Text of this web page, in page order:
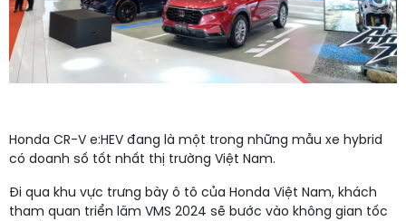
Honda CR-V e:HEV đang là một trong những mẫu xe hybrid
có doanh số tốt nhất thị trường Việt Nam.
Đi qua khu vực trưng bày ô tô của Honda Việt Nam, khách
tham quan triển lãm VMS 2024 sẽ bước vào không gian tốc